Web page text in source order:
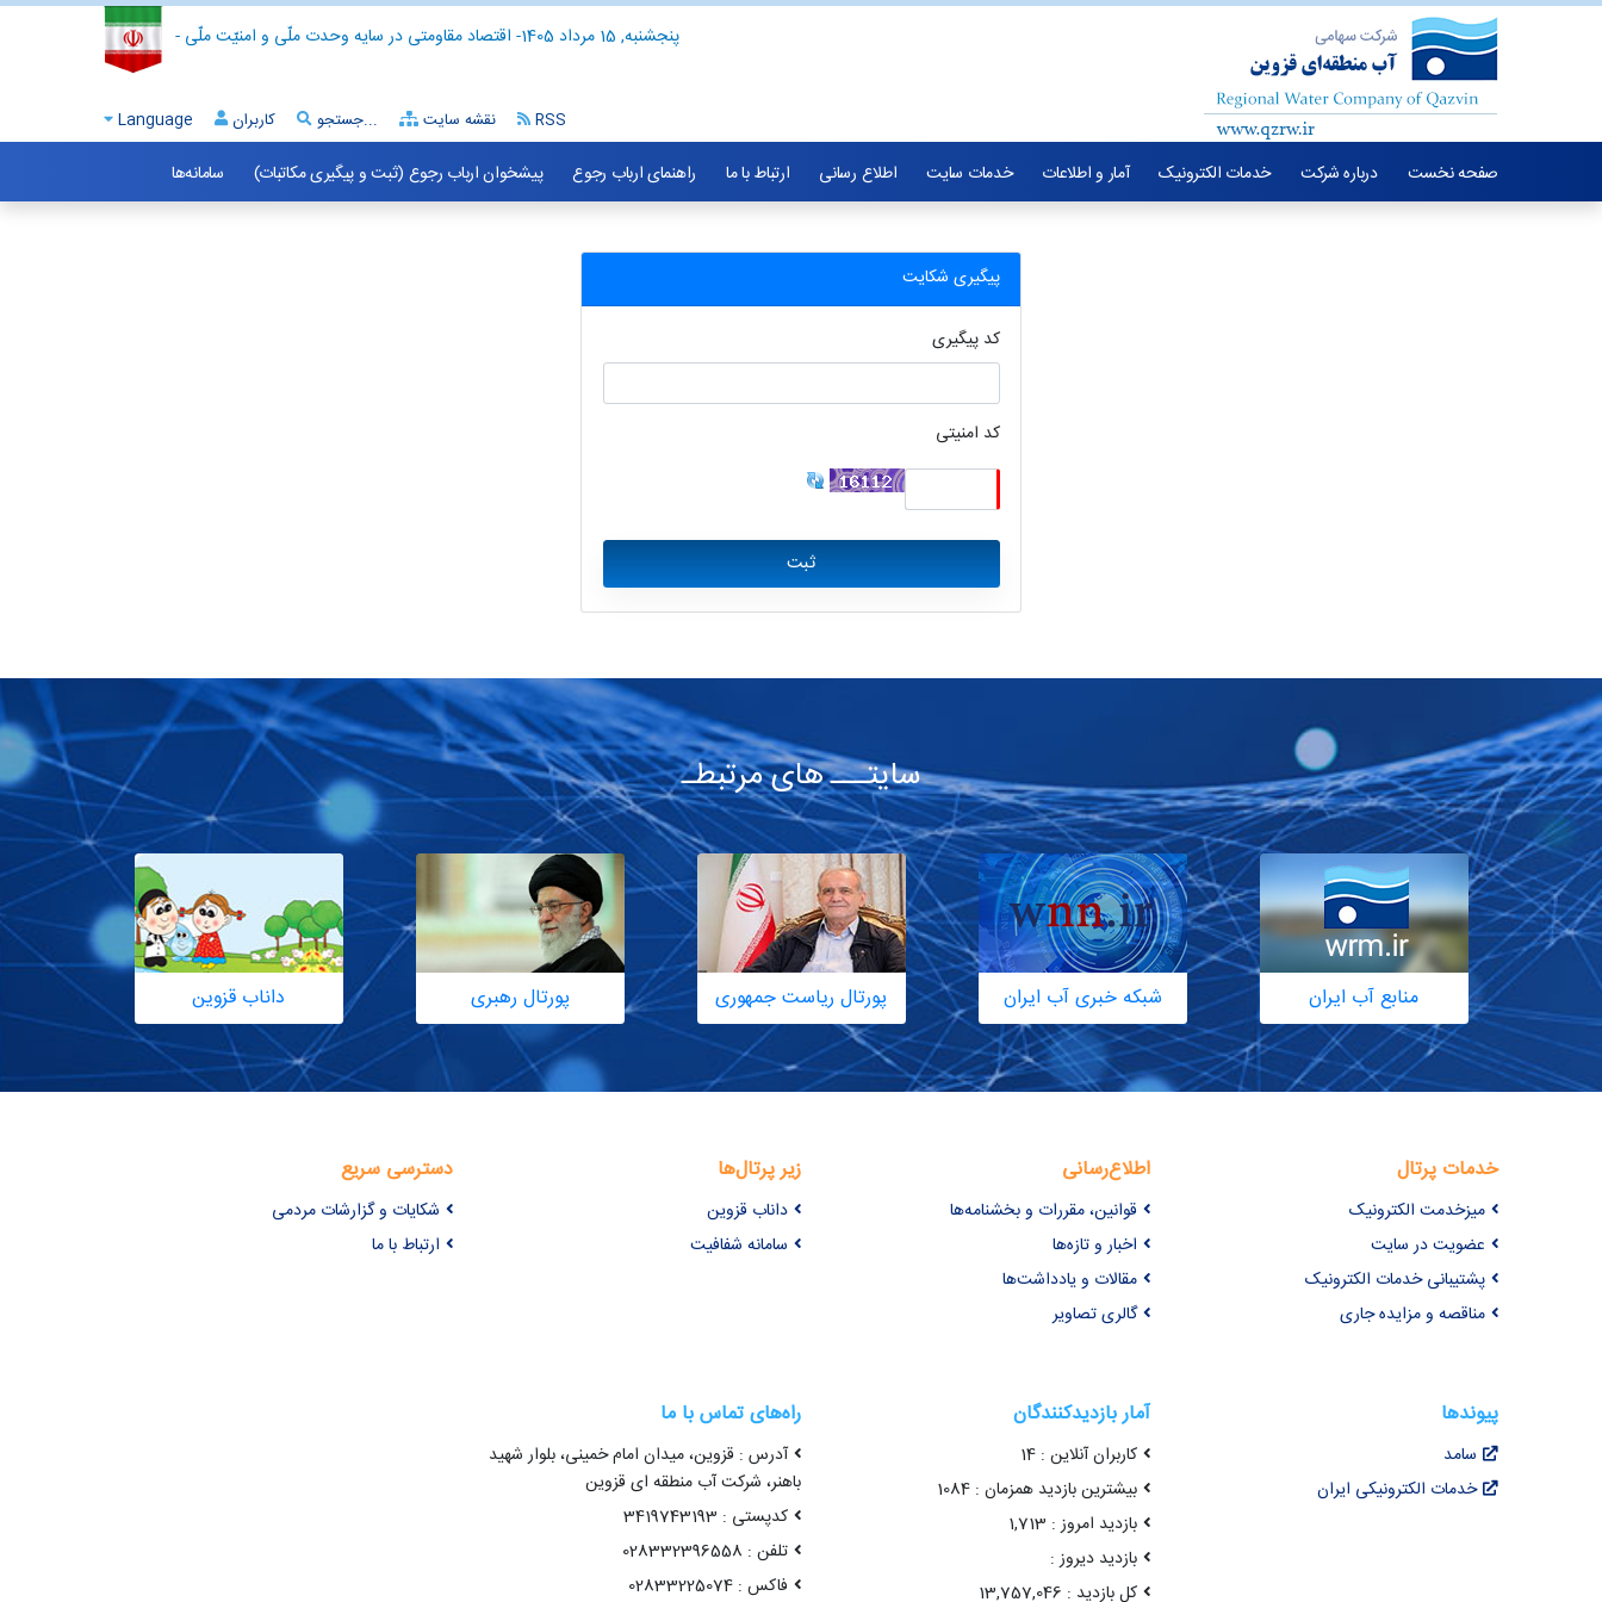
- اقتصاد مقاومتی در سایه وحدت ملّی و امنیّت ملّی - پنجشنبه, 15 مرداد 1405
Language کاربران جستجو... نقشه سایت RSS
صفحه نخست درباره شرکت خدمات الکترونیک آمار و اطلاعات خدمات سایت اطلاع رسانی ارتباط با ما راهنمای ارباب رجوع پیشخوان ارباب رجوع (ثبت و پیگیری مکاتبات) سامانه‌ها
پیگیری شکایت
کد پیگیری
کد امنیتی
ثبت
سایتـــ های مرتبطـ
منابع آب ایران شبکه خبری آب ایران پورتال ریاست جمهوری پورتال رهبری داناب قزوین
خدمات پرتال
میزخدمت الکترونیک
عضویت در سایت
پشتیبانی خدمات الکترونیک
مناقصه و مزایده جاری
اطلاع‌رسانی
قوانین، مقررات و بخشنامه‌ها
اخبار و تازه‌ها
مقالات و یادداشت‌ها
گالری تصاویر
زیر پرتال‌ها
داناب قزوین
سامانه شفافیت
دسترسی سریع
شکایات و گزارشات مردمی
ارتباط با ما
پیوندها
سامد
خدمات الکترونیکی ایران
آمار بازدیدکنندگان
کاربران آنلاین : 14
بیشترین بازدید همزمان : 1084
بازدید امروز : 1,713
بازدید دیروز :
کل بازدید : 13,757,046
راه‌های تماس با ما
آدرس : قزوین، میدان امام خمینی، بلوار شهید
باهنر، شرکت آب منطقه ای قزوین
کدپستی : 3419743193
تلفن : 028332396558
فاکس : 02833225074